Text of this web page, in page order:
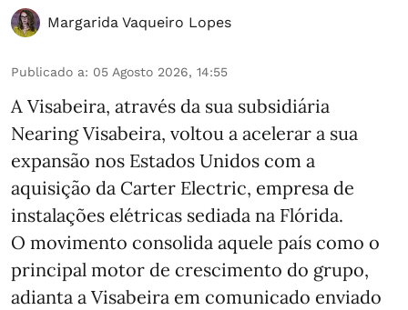
Margarida Vaqueiro Lopes
Publicado a: 05 Agosto 2026, 14:55
A Visabeira, através da sua subsidiária
Nearing Visabeira, voltou a acelerar a sua
expansão nos Estados Unidos com a
aquisição da Carter Electric, empresa de
instalações elétricas sediada na Flórida.
O movimento consolida aquele país como o
principal motor de crescimento do grupo,
adianta a Visabeira em comunicado enviado